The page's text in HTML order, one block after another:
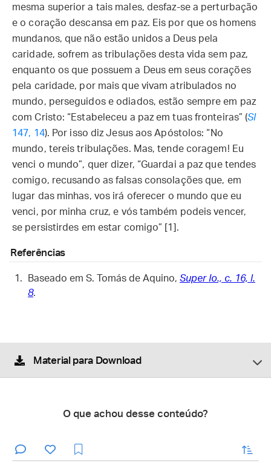
mesma superior a tais males, desfaz-se a perturbação
e o coração descansa em paz. Eis por que os homens
mundanos, que não estão unidos a Deus pela
caridade, sofrem as tribulações desta vida sem paz,
enquanto os que possuem a Deus em seus corações
pela caridade, por mais que vivam atribulados no
mundo, perseguidos e odiados, estão sempre em paz
com Cristo: “Estabeleceu a paz em tuas fronteiras” (Sl
147, 14). Por isso diz Jesus aos Apóstolos: “No
mundo, tereis tribulações. Mas, tende coragem! Eu
venci o mundo”, quer dizer, “Guardai a paz que tendes
comigo, recusando as falsas consolações que, em
lugar das minhas, vos irá oferecer o mundo que eu
venci, por minha cruz, e vós também podeis vencer,
se persistirdes em estar comigo” [1].
Referências
Baseado em S. Tomás de Aquino, Super Io., c. 16, l.
8.
Material para Download
O que achou desse conteúdo?
enviar